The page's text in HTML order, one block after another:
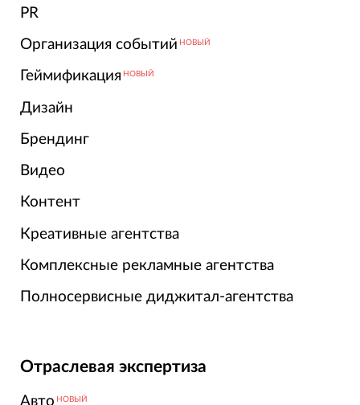
PR
Организация событий НОВЫЙ
Геймификация НОВЫЙ
Дизайн
Брендинг
Видео
Контент
Креативные агентства
Комплексные рекламные агентства
Полносервисные диджитал-агентства
Отраслевая экспертиза
Авто НОВЫЙ